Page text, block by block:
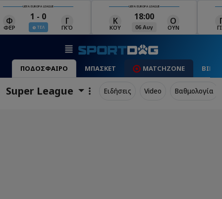
UEFA EUROPA LEAGUE
Κ 18:00
06 Αυγ ΟΥΝ
UEFA EUROPA LEAGUE
ΓΙΑ
19:00
06 Αυγ
Ρ
ΡΈΙ ΜΑΚ
ΠΟΔΟΣΦΑΙΡΟ ΜΠΑΣΚΕΤ MATCHZONE
Super League Ειδήσεις Video Βαθμολογία